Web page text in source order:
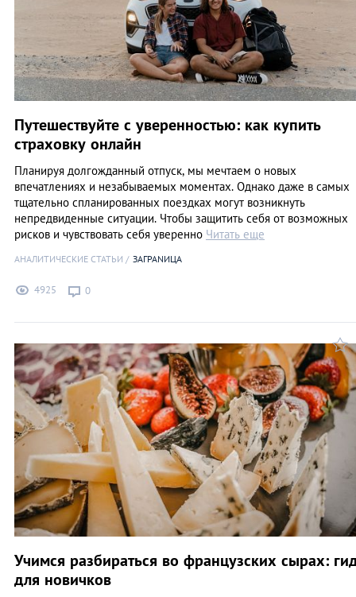
Путешествуйте с уверенностью: как купить
страховку онлайн
Планируя долгожданный отпуск, мы мечтаем о новых
впечатлениях и незабываемых моментах. Однако даже в самых
тщательно спланированных поездках могут возникнуть
непредвиденные ситуации. Чтобы защитить себя от возможных
рисков и чувствовать себя уверенно Читать еще
АНАЛИТИЧЕСКИЕ СТАТЬИ ЗАГРАNИЦА
4925 0
Учимся разбираться во французских сырах:
для новичков